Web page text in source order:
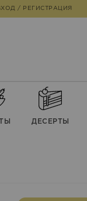
/ РЕГИСТРАЦИЯ
ДЕСЕРТЫ